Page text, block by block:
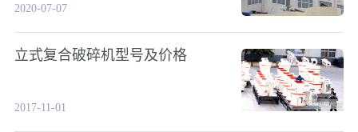
2020-07-07
立式复合破碎机型号及价格
2017-11-01